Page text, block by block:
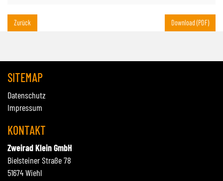
Zurück Download (PDF)
SITEMAP
Datenschutz
Impressum
KONTAKT
Zweirad Klein GmbH
Bielsteiner Straße 78
51674 Wiehl